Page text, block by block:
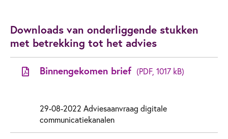
Downloads van onderliggende stukken
met betrekking tot het advies
Binnengekomen brief (PDF, 1017 kB)
29-08-2022 Adviesaanvraag digitale
communicatiekanalen